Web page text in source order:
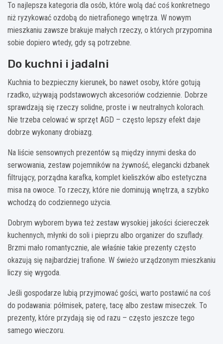
To najlepsza kategoria dla osób, które wolą dać coś konkretnego
niż ryzykować ozdobą do nietrafionego wnętrza. W nowym
mieszkaniu zawsze brakuje małych rzeczy, o których przypomina
sobie dopiero wtedy, gdy są potrzebne.
Do kuchni i jadalni
Kuchnia to bezpieczny kierunek, bo nawet osoby, które gotują
rzadko, używają podstawowych akcesoriów codziennie. Dobrze
sprawdzają się rzeczy solidne, proste i w neutralnych kolorach.
Nie trzeba celować w sprzęt AGD – często lepszy efekt daje
dobrze wykonany drobiazg.
Na liście sensownych prezentów są między innymi deska do
serwowania, zestaw pojemników na żywność, elegancki dzbanek
filtrujący, porządna karafka, komplet kieliszków albo estetyczna
misa na owoce. To rzeczy, które nie dominują wnętrza, a szybko
wchodzą do codziennego użycia.
Dobrym wyborem bywa też zestaw wysokiej jakości ściereczek
kuchennych, młynki do soli i pieprzu albo organizer do szuflady.
Brzmi mało romantycznie, ale właśnie takie prezenty często
okazują się najbardziej trafione. W świeżo urządzonym mieszkaniu
liczy się wygoda.
Jeśli gospodarze lubią przyjmować gości, warto postawić na coś
do podawania: półmisek, paterę, tacę albo zestaw miseczek. To
prezenty, które przydają się od razu – często jeszcze tego
samego wieczoru.